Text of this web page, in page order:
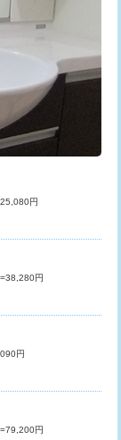
円
円
円
円
円
円
円
円+材料費
円
円
円
円